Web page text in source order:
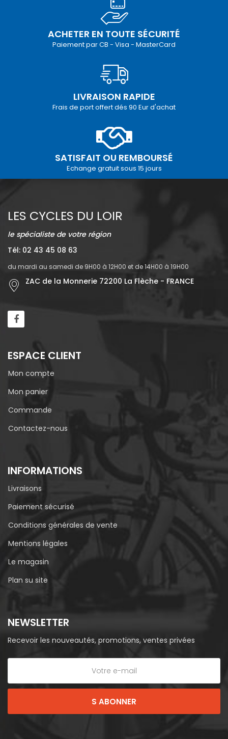
ACHETER EN TOUTE SÉCURITÉ
Paiement par CB - Visa - MasterCard
LIVRAISON RAPIDE
Frais de port offert dés 90 Eur d'achat
SATISFAIT OU REMBOURSÉ
Echange gratuit sous 15 jours
LES CYCLES DU LOIR
le spécialiste de votre région
Tél: 02 43 45 08 63
du mardi au samedi de 9H00 à 12H00 et de 14H00 à 19H00
ZAC de la Monnerie 72200 La Flèche - FRANCE
ESPACE CLIENT
Mon compte
Mon panier
Commande
Contactez-nous
INFORMATIONS
Livraisons
Paiement sécurisé
Conditions générales de vente
Mentions légales
Le magasin
Plan su site
NEWSLETTER
Recevoir les nouveautés, promotions, ventes privées
S ABONNER